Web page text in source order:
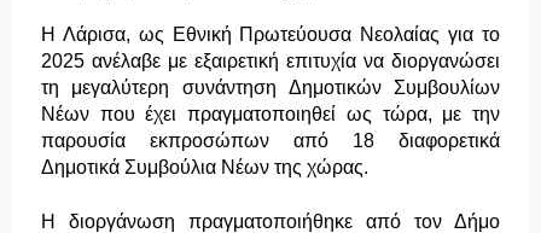
Η Λάρισα, ως Εθνική Πρωτεύουσα Νεολαίας για το
2025 ανέλαβε με εξαιρετική επιτυχία να διοργανώσει
τη μεγαλύτερη συνάντηση Δημοτικών Συμβουλίων
Νέων που έχει πραγματοποιηθεί ως τώρα, με την
παρουσία εκπροσώπων από 18 διαφορετικά
Δημοτικά Συμβούλια Νέων της χώρας.
Η διοργάνωση πραγματοποιήθηκε από τον Δήμο